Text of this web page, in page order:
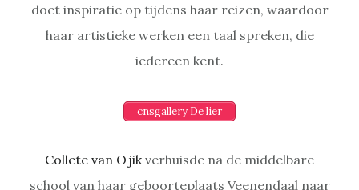
doet inspiratie op tijdens haar reizen, waardoor
haar artistieke werken een taal spreken, die
iedereen kent.
cnsgallery De lier
Collete van Ojik verhuisde na de middelbare
school van haar geboorteplaats Veenendaal naar